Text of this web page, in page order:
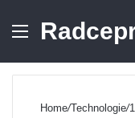
Menu
Home/Technologie/